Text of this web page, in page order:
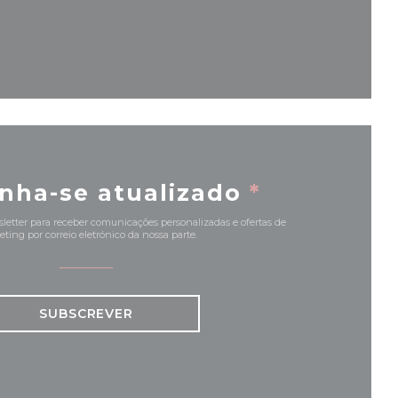
janela))
se atualizado *
para receber comunicações personalizadas e ofertas de
por correio eletrónico da nossa parte.
SUBSCREVER